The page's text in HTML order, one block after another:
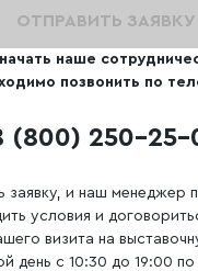
наше
позвонить по
(800) 250-25-
заявку, и наш менеджер
условия и
визита на
день с 10:30 до 19:00
ОТПРАВИТЬ ЗАЯВКУ